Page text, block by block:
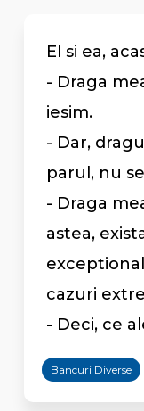
El si ea,
- Draga
iesim.
- Dar,
parul, nu
- Draga
astea,
cazuri
- Deci, ce
Bancuri Diverse